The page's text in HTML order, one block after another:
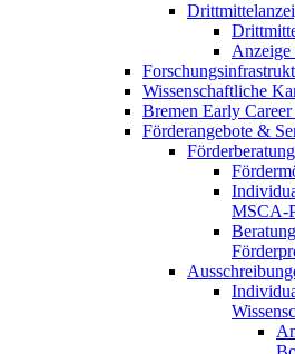
Wissenschaftliche
Bremen Early
Förderangebote &
Förderberatung
MSCA-